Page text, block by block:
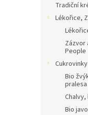
Tradiční
Lékořice,
Zázvor
People
Cukrovinky
Bio
pralesa
Bio